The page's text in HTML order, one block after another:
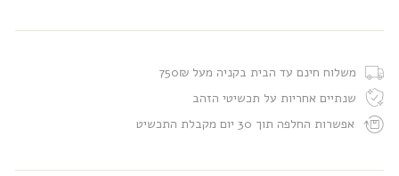
משלוח חינם עד הבית בקניה מעל 750₪
שנתיים אחריות על תכשיטי הזהב
אפשרות החלפה תוך 30 יום מקבלת התכשיט